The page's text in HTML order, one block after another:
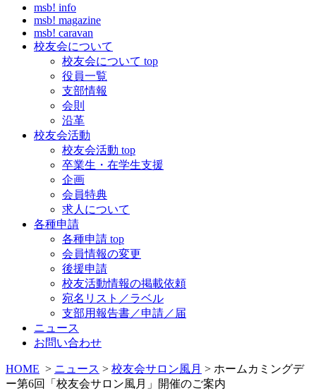
msb! info
msb! magazine
msb! caravan
校友会について
校友会について top
役員一覧
支部情報
会則
沿革
校友会活動
校友会活動 top
卒業生・在学生支援
企画
会員特典
求人について
各種申請
各種申請 top
会員情報の変更
後援申請
校友活動情報の掲載依頼
宛名リスト／ラベル
支部用報告書／申請／届
ニュース
お問い合わせ
HOME > ニュース > 校友会サロン風月 > ホームカミングデ
ー第6回「校友会サロン風月」開催のご案内